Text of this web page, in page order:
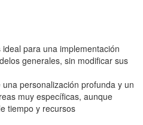
ideal para una implementación
generales, sin modificar sus
una personalización profunda y un
muy específicas, aunque
tiempo y recursos